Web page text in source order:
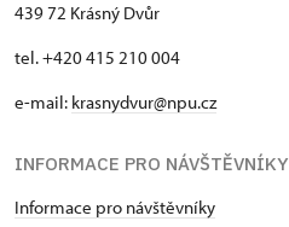
439 72 Krásný Dvůr
tel. +420 415 210 004
e-mail: krasnydvur@npu.cz
INFORMACE PRO NÁVŠTĚVNÍKY
Informace pro návštěvníky